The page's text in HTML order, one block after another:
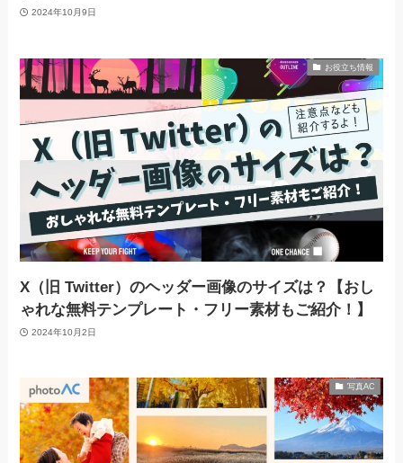
2024年10月9日
お役立ち情報
X（旧 Twitter）のヘッダー画像のサイズは？【おし
ゃれな無料テンプレート・フリー素材もご紹介！】
2024年10月2日
写真AC